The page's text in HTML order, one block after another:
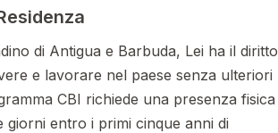
di Antigua e Barbuda, Lei ha il diritto
e lavorare nel paese senza ulteriori
CBI richiede una presenza fisica
giorni entro i primi cinque anni di